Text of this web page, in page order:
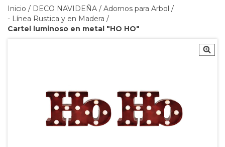
Inicio / DECO NAVIDEÑA / Adornos para Arbol /
- Línea Rustica y en Madera /
Cartel luminoso en metal "HO HO"